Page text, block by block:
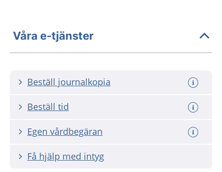
Våra e-tjänster
Beställ journalkopia
Beställ tid
Egen vårdbegäran
Få hjälp med intyg